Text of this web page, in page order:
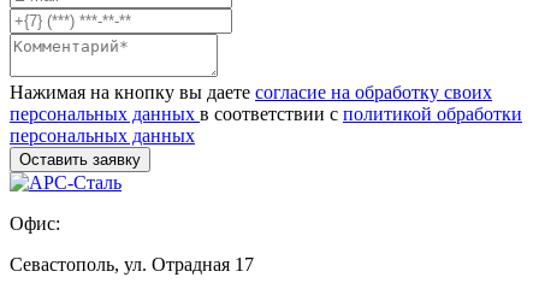
Нажимая на кнопку вы даете согласие на обработку своих
персональных данных в соответствии с политикой обработки
персональных данных
Офис:
Севастополь, ул. Отрадная 17